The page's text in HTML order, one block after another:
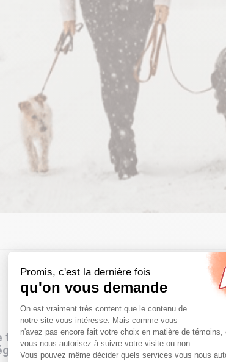
temps des fêtes et que votre famille
de pouvoir profiter si bien des